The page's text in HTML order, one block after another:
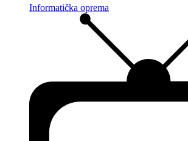
Informatička oprema